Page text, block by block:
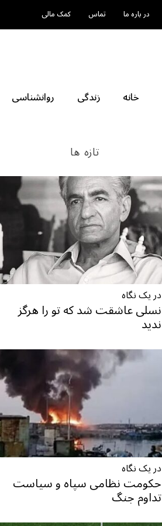
در باره ما تماس کمک مالی
خانه زندگی روانشناسی
تازه ها
در یک نگاه
نسلی عاشقت شد که تو را هرگز
ندید
در یک نگاه
حکومت نظامی سپاه و سیاست
تداوم جنگ